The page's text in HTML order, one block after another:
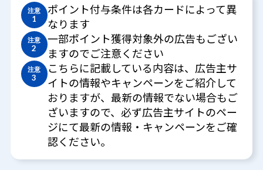
注意
1
ポイント付与条件は各カードによって異
なります
注意
2
一部ポイント獲得対象外の広告もござい
ますのでご注意ください
注意
3
こちらに記載している内容は、広告主サ
イトの情報やキャンペーンをご紹介して
おりますが、最新の情報でない場合もご
ざいますので、必ず広告主サイトのペー
ジにて最新の情報・キャンペーンをご確
認ください。